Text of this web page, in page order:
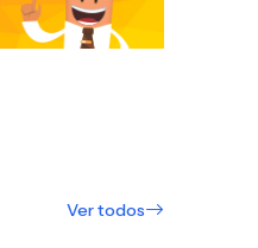
Ver todos